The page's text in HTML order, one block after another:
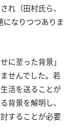
れ（田村氏ら、
なりつつありま
に至った背景」
せんでした。若
活を送ることが
背景を解明し、
することが必要